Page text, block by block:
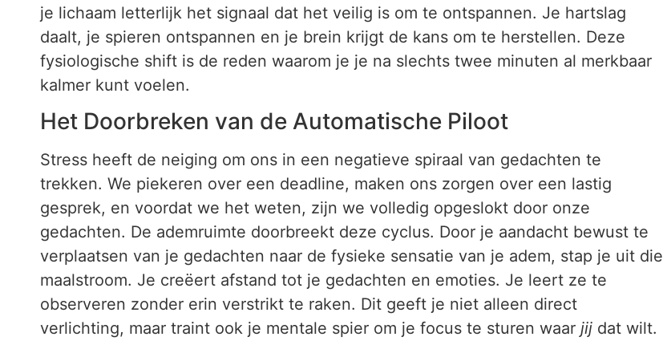
je lichaam letterlijk het signaal dat het veilig is om te ontspannen. Je hartslag
daalt, je spieren ontspannen en je brein krijgt de kans om te herstellen. Deze
fysiologische shift is de reden waarom je je na slechts twee minuten al merkbaar
kalmer kunt voelen.
Het Doorbreken van de Automatische Piloot
Stress heeft de neiging om ons in een negatieve spiraal van gedachten te
trekken. We piekeren over een deadline, maken ons zorgen over een lastig
gesprek, en voordat we het weten, zijn we volledig opgeslokt door onze
gedachten. De ademruimte doorbreekt deze cyclus. Door je aandacht bewust te
verplaatsen van je gedachten naar de fysieke sensatie van je adem, stap je uit die
maalstroom. Je creëert afstand tot je gedachten en emoties. Je leert ze te
observeren zonder erin verstrikt te raken. Dit geeft je niet alleen direct
verlichting, maar traint ook je mentale spier om je focus te sturen waar jij dat wilt.